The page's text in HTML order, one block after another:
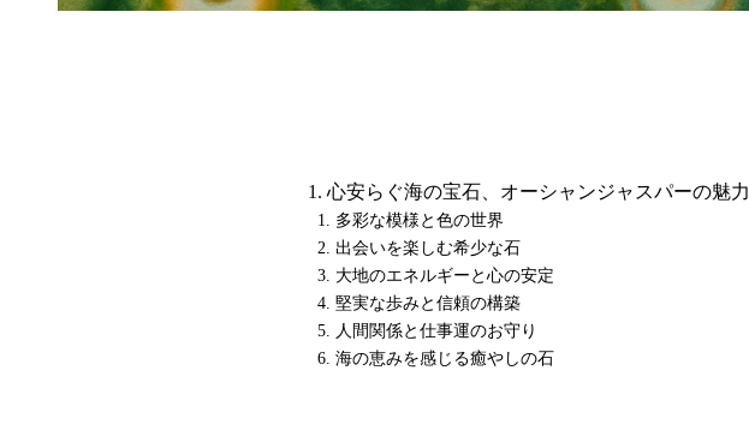
心安らぐ海の宝石、オーシャンジャスパーの魅力
多彩な模様と色の世界
出会いを楽しむ希少な石
大地のエネルギーと心の安定
堅実な歩みと信頼の構築
人間関係と仕事運のお守り
海の恵みを感じる癒やしの石